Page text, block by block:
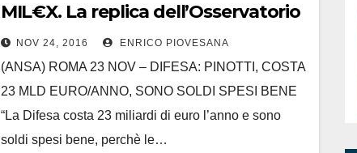
MIL€X. La replica dell’Osservatorio
NOV 24, 2016 ENRICO PIOVESANA
(ANSA) ROMA 23 NOV – DIFESA: PINOTTI, COSTA
23 MLD EURO/ANNO, SONO SOLDI SPESI BENE
“La Difesa costa 23 miliardi di euro l’anno e sono
soldi spesi bene, perchè le…